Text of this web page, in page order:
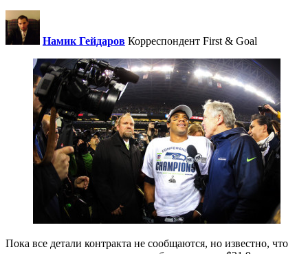
Намик Гейдаров Корреспондент First & Goal
Пока все детали контракта не сообщаются, но известно, что